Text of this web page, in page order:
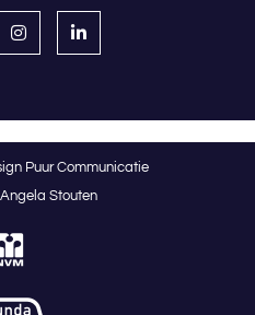
Puur Communicatie
Stouten